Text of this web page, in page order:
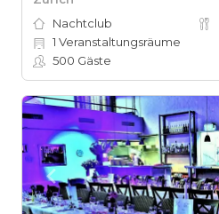
Nachtclub
1 Veranstaltungsräume
500 Gäste